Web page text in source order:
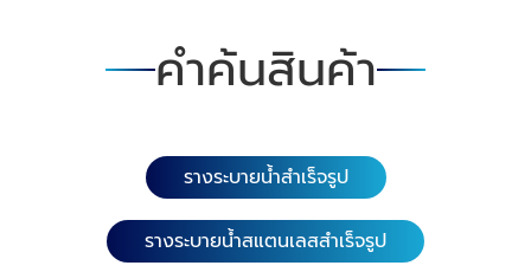
ฝาท่อสแตนเลส (ลายนูนกลมกันลื่น) เกรดสแตนเลส
304 หนา 1.5 มิล. ความยาว 116 ซม. หน้ากว้าง 15, 20
ด้านล่าง 4 จุด ความยาว 116 ซม. หน้ากว้าง 20 และ 25
(ลายนูนกลมคู่กันลื่น) เกรดสแตนเลส 304 หนา 1.5 มิล.
คำค้นสินค้า
รางระบายน้ำสำเร็จรูป
รางระบายน้ำสแตนเลสสำเร็จรูป